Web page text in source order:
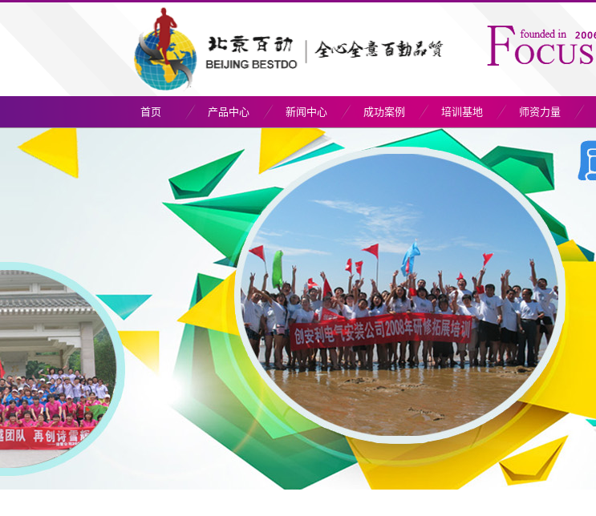
首页 产品中心 新闻中心 成功案例 培训基地 师资力量